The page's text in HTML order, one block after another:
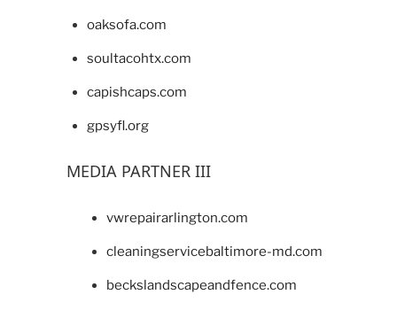
oaksofa.com
soultacohtx.com
capishcaps.com
gpsyfl.org
MEDIA PARTNER III
vwrepairarlington.com
cleaningservicebaltimore-md.com
beckslandscapeandfence.com